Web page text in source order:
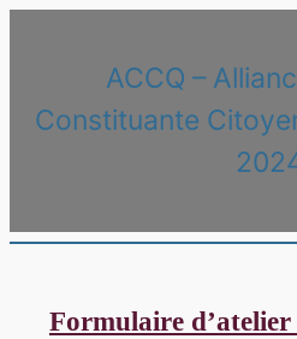
ACCQ –
Constituante
Formulaire